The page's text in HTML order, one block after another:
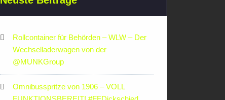
Rollcontainer für Behörden – WLW – Der
Wechselladerwagen von der
‪@MUNKGroup‬
Omnibusspritze von 1906 – VOLL